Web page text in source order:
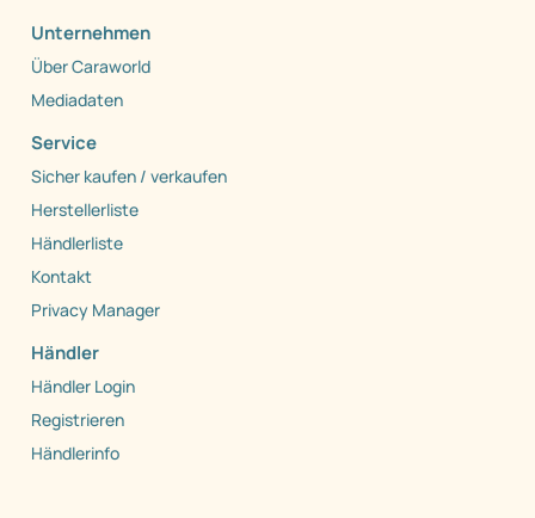
Unternehmen
Über Caraworld
Mediadaten
Service
Sicher kaufen / verkaufen
Herstellerliste
Händlerliste
Kontakt
Privacy Manager
Händler
Händler Login
Registrieren
Händlerinfo